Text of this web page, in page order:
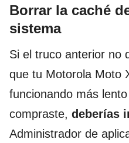
Borrar la caché
sistema
Si el truco anterior no
que tu Motorola Moto
funcionando más
compraste, deberías
Administrador de